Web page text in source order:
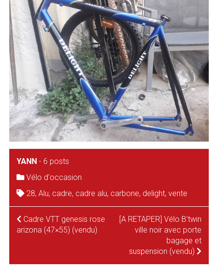
YANN- 6 posts
Vélo d'occasion
28, Alu, cadre, cadre alu, carbone, delight, vente
NAVIGATION
Cadre VTT genesis rose
arizona (47×55) (vendu)
[A RETAPER] Vélo B’twin
ville noir avec porte
bagage et
suspension (vendu)